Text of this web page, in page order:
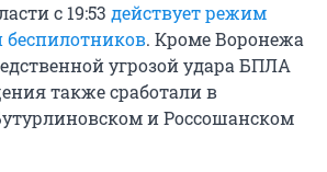
с 19:53 действует режим
беспилотников. Кроме Воронежа
угрозой удара БПЛА
также сработали в
и Россошанском